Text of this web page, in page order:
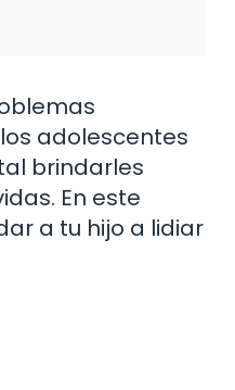
adolescentes
brindarles
En este
a tu hijo a lidiar